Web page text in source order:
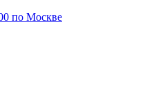
по Москве